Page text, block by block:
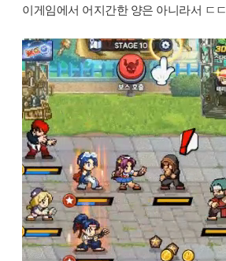
이게임에서 어지간한 양은 아니라서 ㄷㄷ